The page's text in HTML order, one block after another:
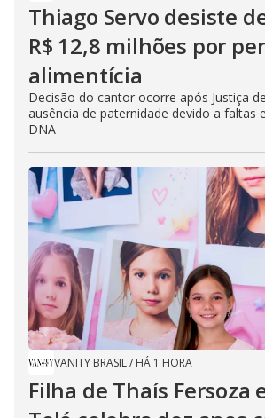
Thiago Servo desiste
R$ 12,8 milhões por
alimentícia
Decisão do cantor ocorre após Justiça
ausência de paternidade devido a faltas
DNA
VANITY BRASIL/ HÁ 1 HORA
Filha de Thaís Fersoza